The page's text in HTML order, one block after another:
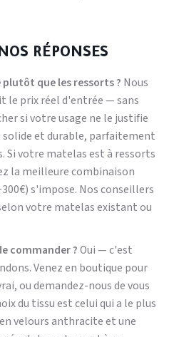
RÉPONSES
que les ressorts ? Nous
le prix réel d'entrée — sans
si votre usage ne le justifie
solide et durable, parfaitement
Si votre matelas est à ressorts
la meilleure combinaison
s'impose. Nos conseillers
votre matelas existant ou
commander ?Oui — c'est
Venez en boutique pour
ou demandez-nous de vous
du tissu est celui qui a le plus
velours anthracite et une